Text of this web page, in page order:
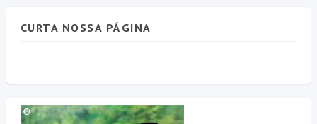
CURTA NOSSA PÁGINA